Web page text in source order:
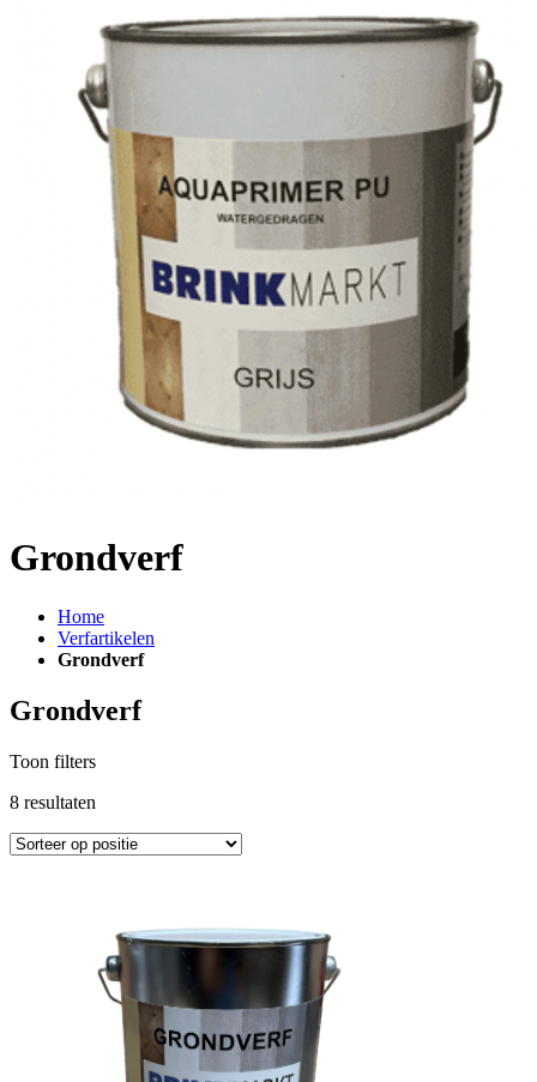
Grondverf
Home
Verfartikelen
Grondverf
Grondverf
Toon filters
8 resultaten